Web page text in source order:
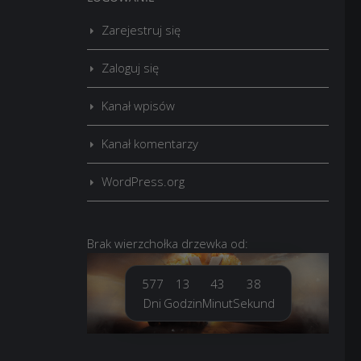
Zarejestruj się
Zaloguj się
Kanał wpisów
Kanał komentarzy
WordPress.org
Brak wierzchołka drzewka od:
577
Dni
13
Godzin
43
Minut
39
Sekund